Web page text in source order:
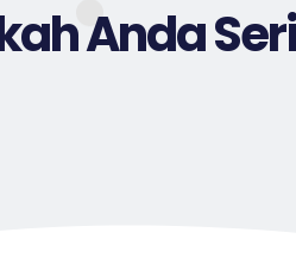
Anda